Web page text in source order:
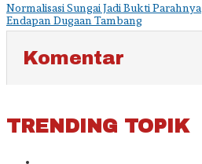
Normalisasi Sungai Jadi Bukti Parahnya
Endapan Dugaan Tambang
Komentar
TRENDING TOPIK